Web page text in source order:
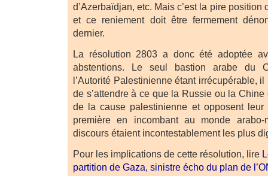
d’Azerbaïdjan, etc. Mais c’est la pire position
et ce reniement doit être fermement
dernier.
La résolution 2803 a donc été adoptée
abstentions. Le seul bastion arabe du
l’Autorité Palestinienne étant irrécupérable,
de s’attendre à ce que la Russie ou la
de la cause palestinienne et opposent leur
première en incombant au monde arabo-
discours étaient incontestablement les plus
Pour les implications de cette résolution, lire
partition de Gaza, sinistre écho du plan de